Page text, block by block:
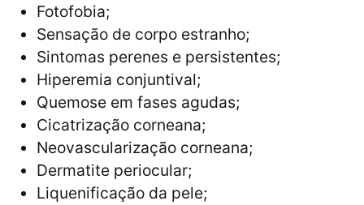
Fotofobia;
Sensação de corpo estranho;
Sintomas perenes e persistentes;
Hiperemia conjuntival;
Quemose em fases agudas;
Cicatrização corneana;
Neovascularização corneana;
Dermatite periocular;
Liquenificação da pele;